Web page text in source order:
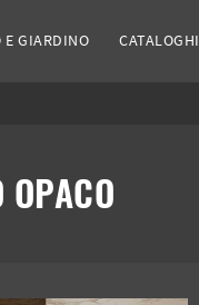
E GIARDINO CATALOGHI